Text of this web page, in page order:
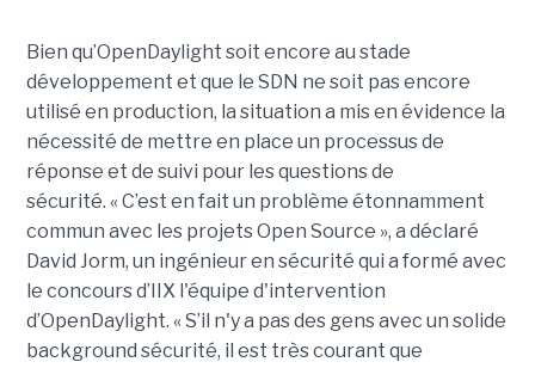
Bien qu’OpenDaylight soit encore au stade
développement et que le SDN ne soit pas encore
utilisé en production, la situation a mis en évidence la
nécessité de mettre en place un processus de
réponse et de suivi pour les questions de
sécurité. « C’est en fait un problème étonnamment
commun avec les projets Open Source », a déclaré
David Jorm, un ingénieur en sécurité qui a formé avec
le concours d’IIX l'équipe d'intervention
d’OpenDaylight. « S’il n'y a pas des gens avec un solide
background sécurité, il est très courant que